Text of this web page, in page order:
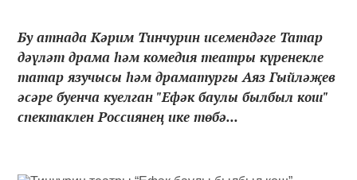
Бу атнада Кәрим Тинчурин исемендәге Татар
дәүләт драма һәм комедия театры күренекле
татар язучысы һәм драматургы Аяз Гыйләҗев
әсәре буенча куелган "Ефәк баулы былбыл кош"
спектаклен Россиянең ике төбә...